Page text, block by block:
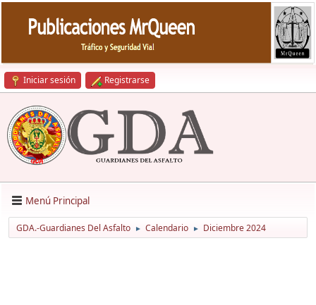
Iniciar sesión Registrarse
Menú Principal
GDA.-Guardianes Del Asfalto ► Calendario ► Diciembre 2024